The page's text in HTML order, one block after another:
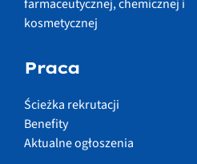
farmaceutycznej, chemicznej i
kosmetycznej
Praca
Ścieżka rekrutacji
Benefity
Aktualne ogłoszenia